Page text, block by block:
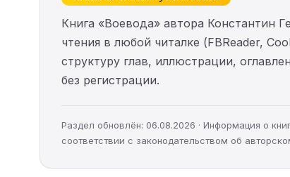
Книга «Воевода» автора Константин
чтения в любой читалке (FBReader,
структуру глав, иллюстрации,
без регистрации.
Раздел обновлён: 06.08.2026 · Информация о
соответствии с законодательством об